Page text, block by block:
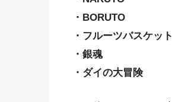
・BORUTO
・フルーツバスケット
・銀魂
・ダイの大冒険